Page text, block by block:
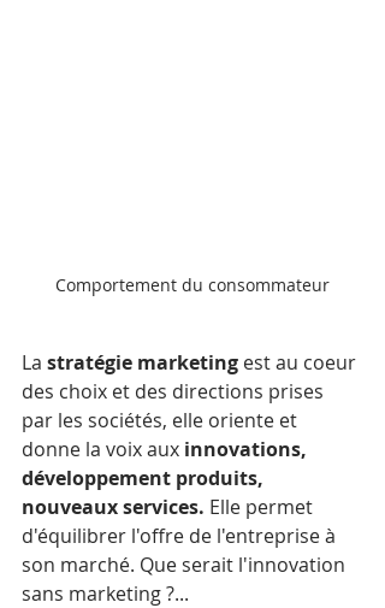
Comportement du consommateur
La stratégie marketing est au coeur
des choix et des directions prises
par les sociétés, elle oriente et
donne la voix aux innovations,
développement produits,
nouveaux services. Elle permet
d'équilibrer l'offre de l'entreprise à
son marché. Que serait l'innovation
sans marketing ?...